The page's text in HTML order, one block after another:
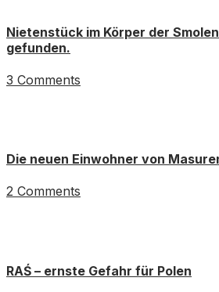
Nietenstück im Körper der
gefunden.
3 Comments
Die neuen Einwohner von
2 Comments
RAŚ – ernste Gefahr für Polen